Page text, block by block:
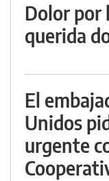
Dolor por
querida
El
Unidos
urgente